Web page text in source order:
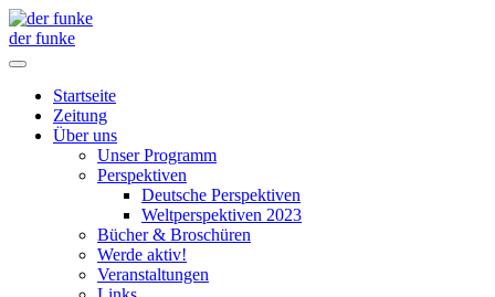
der funke
Startseite
Zeitung
Über uns
Unser Programm
Perspektiven
Deutsche Perspektiven
Weltperspektiven 2023
Bücher & Broschüren
Werde aktiv!
Veranstaltungen